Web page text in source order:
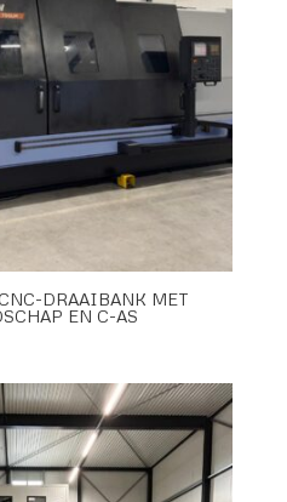
DRAAIBANK MET
EN C-AS